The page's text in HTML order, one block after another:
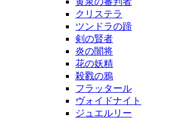
クリステラ
ツンドラの蹄
剣の賢者
炎の闇将
花の妖精
殺戮の鴉
フラッタール
ヴォイドナイト
ジュエルリー